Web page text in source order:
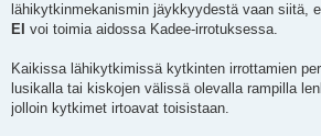
lähikytkinmekanismin jäykkyydestä vaan siitä,
EI voi toimia aidossa Kadee-irrotuksessa.
Kaikissa lähikytkimissä kytkinten irrottamien
lusikalla tai kiskojen välissä olevalla rampilla
jolloin kytkimet irtoavat toisistaan.